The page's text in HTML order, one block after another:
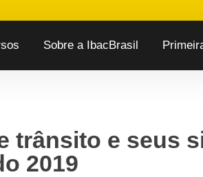
Sobre a IbacBrasil
trânsito e seus
2019